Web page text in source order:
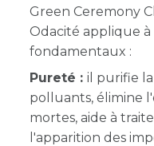
Green Ceremony
Odacité applique à
fondamentaux :
Pureté :il purifie
polluants, élimine
mortes, aide à
l'apparition des